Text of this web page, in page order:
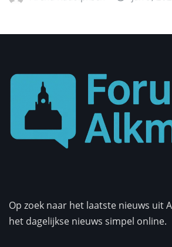
Op zoek naar het laatste nieuws uit
het dagelijkse nieuws simpel online.